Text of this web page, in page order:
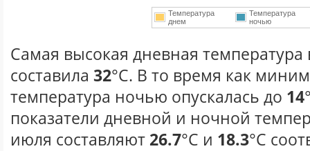
Температура
днем
Температура
ночью
Самая высокая дневная температура
составила 32°С. В то время как
температура ночью опускалась до 14
показатели дневной и ночной
июля составляют 26.7°С и 18.3°С